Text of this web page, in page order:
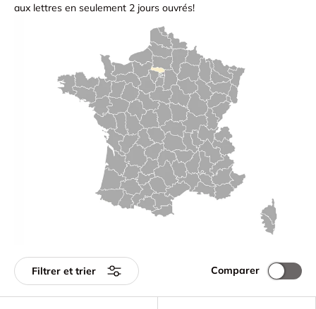
aux lettres en seulement 2 jours ouvrés!
Filtrer et trier Comparer